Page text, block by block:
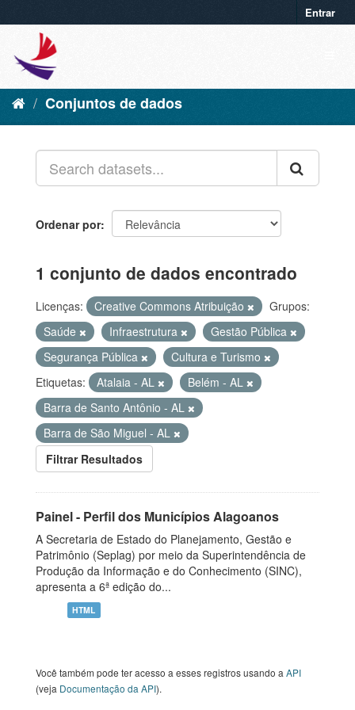
Entrar
Conjuntos de dados
Ordenar por
1 conjunto de dados encontrado
Licenças: Creative Commons Atribuição
Grupos:
Saúde
Infraestrutura
Gestão Pública
Segurança Pública
Cultura e Turismo
Etiquetas:
Atalaia - AL
Belém - AL
Barra de Santo Antônio - AL
Barra de São Miguel - AL
Filtrar Resultados
Painel - Perfil dos Municípios Alagoanos
A Secretaria de Estado do Planejamento, Gestão e
Patrimônio (Seplag) por meio da Superintendência de
Produção da Informação e do Conhecimento (SINC),
apresenta a 6ª edição do...
HTML
Você também pode ter acesso a esses registros usando a API
(veja Documentação da API).